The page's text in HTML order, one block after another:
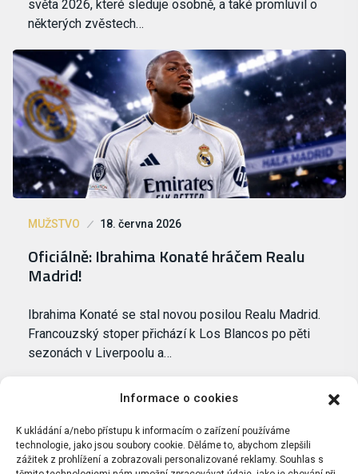
Informace o cookies
K ukládání a/nebo přístupu k informacím o zařízení používáme
technologie, jako jsou soubory cookie. Děláme to, abychom zlepšili
zážitek z prohlížení a zobrazovali personalizované reklamy. Souhlas s
světa 2026, které sleduje osobně, a také promluvil o
některých zvěstech…
MUŽSTVO 18. června 2026
Oficiálně: Ibrahima Konaté hráčem Realu
Madrid!
Ibrahima Konaté se stal novou posilou Realu Madrid.
Francouzský stoper přichází k Los Blancos po pěti
sezonách v Liverpoolu a…